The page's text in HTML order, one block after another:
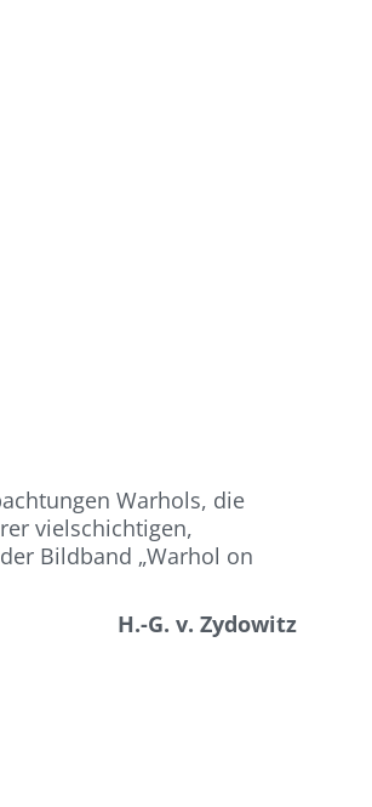
Warhols, die
vielschichtigen,
Bildband „Warhol on
H.-G. v. Zydowitz